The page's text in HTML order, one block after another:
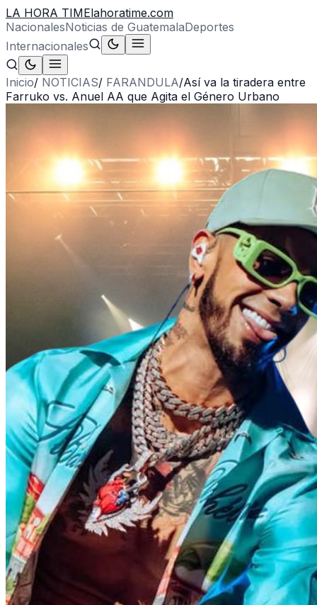
LA HORA TIMElahoratime.com
NacionalesNoticias de GuatemalaDeportes
Internacionales
Inicio/ NOTICIAS/ FARANDULA/Así va la tiradera entre
Farruko vs. Anuel AA que Agita el Género Urbano